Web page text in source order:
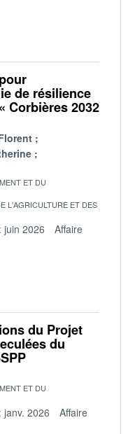
de résilience
Corbières 2032
ET DU
L'AGRICULTURE ET DES
juin 2026
Affaire
du Projet
du
ET DU
janv. 2026
Affaire